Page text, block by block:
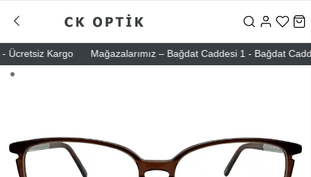
Kargo Mağazalarımız – Bağdat Caddesi 1 - Bağdat